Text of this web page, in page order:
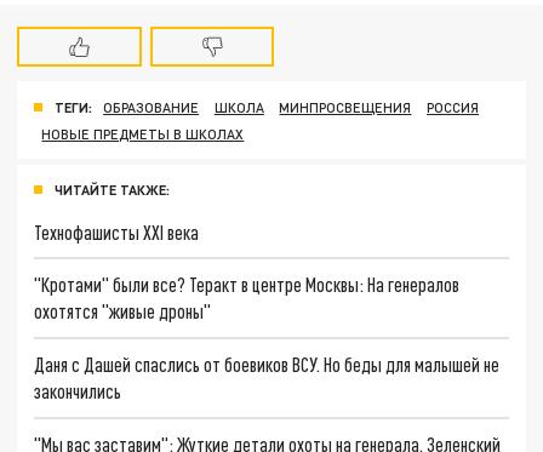
ТЕГИ: ОБРАЗОВАНИЕ ШКОЛА МИНПРОСВЕЩЕНИЯ
РОССИЯ
НОВЫЕ ПРЕДМЕТЫ В ШКОЛАХ
ЧИТАЙТЕ ТАКЖЕ:
Технофашисты XXI века
"Кротами" были все? Теракт в центре Москвы: На генералов
охотятся "живые дроны"
Даня с Дашей спаслись от боевиков ВСУ. Но беды для малышей не
закончились
"Мы вас заставим": Жуткие детали охоты на генерала. Зеленский